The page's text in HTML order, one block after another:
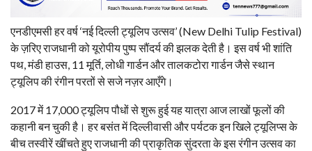
एनडीएमसी हर वर्ष ‘नई दिल्ली ट्यूलिप उत्सव’ (New Delhi Tulip Festival)
के ज़रिए राजधानी को यूरोपीय पुष्प सौंदर्य की झलक देती है। इस वर्ष भी शांति
पथ, मंडी हाउस, 11 मूर्ति, लोधी गार्डन और तालकटोरा गार्डन जैसे स्थान
ट्यूलिप की रंगीन परतों से सजे नज़र आएँगे।
2017 में 17,000 ट्यूलिप पौधों से शुरू हुई यह यात्रा आज लाखों फूलों की
कहानी बन चुकी है। हर बसंत में दिल्लीवासी और पर्यटक इन खिले ट्यूलिप्स के
बीच तस्वीरें खींचते हुए राजधानी की प्राकृतिक सुंदरता के इस रंगीन उत्सव का